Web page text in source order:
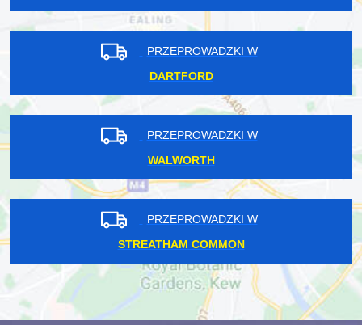
PRZEPROWADZKI W
DARTFORD
PRZEPROWADZKI W
WALWORTH
PRZEPROWADZKI W
STREATHAM COMMON